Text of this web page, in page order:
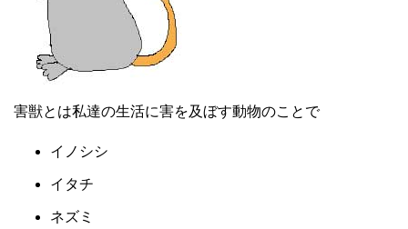
害獣とは私達の生活に害を及ぼす動物のことで
イノシシ
イタチ
ネズミ